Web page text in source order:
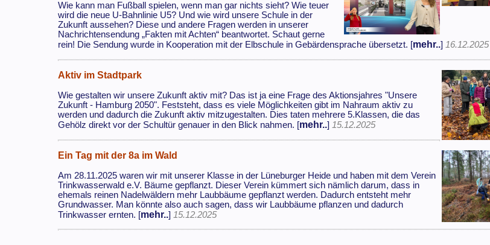
Wie kann man Fußball spielen, wenn man gar nichts sieht? Wie teuer
wird die neue U-Bahnlinie U5? Und wie wird unsere Schule in der
Zukunft aussehen? Diese und andere Fragen werden in unserer
Nachrichtensendung „Fakten mit Achten“ beantwortet. Schaut gerne
rein! Die Sendung wurde in Kooperation mit der Elbschule in Gebärdensprache übersetzt. [mehr..]16.12.2025
Aktiv im Stadtpark
Wie gestalten wir unsere Zukunft aktiv mit? Das ist ja eine Frage des Aktionsjahres "Unsere
Zukunft - Hamburg 2050". Feststeht, dass es viele Möglichkeiten gibt im Nahraum aktiv zu
werden und dadurch die Zukunft aktiv mitzugestalten. Dies taten mehrere 5.Klassen, die das
Gehölz direkt vor der Schultür genauer in den Blick nahmen. [mehr..] 15.12.2025
Ein Tag mit der 8a im Wald
Am 28.11.2025 waren wir mit unserer Klasse in der Lüneburger Heide und haben mit dem Verein
Trinkwasserwald e.V. Bäume gepflanzt. Dieser Verein kümmert sich nämlich darum, dass in
ehemals reinen Nadelwäldern mehr Laubbäume gepflanzt werden. Dadurch entsteht mehr
Grundwasser. Man könnte also auch sagen, dass wir Laubbäume pflanzen und dadurch
Trinkwasser ernten. [mehr..] 15.12.2025